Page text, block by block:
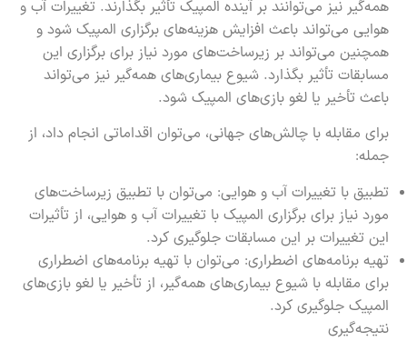
همه‌گیر نیز می‌توانند بر آینده المپیک تأثیر بگذارند. تغییرات آب و
هوایی می‌تواند باعث افزایش هزینه‌های برگزاری المپیک شود و
همچنین می‌تواند بر زیرساخت‌های مورد نیاز برای برگزاری این
مسابقات تأثیر بگذارد. شیوع بیماری‌های همه‌گیر نیز می‌تواند
باعث تأخیر یا لغو بازی‌های المپیک شود.
برای مقابله با چالش‌های جهانی، می‌توان اقداماتی انجام داد، از
جمله:
تطبیق با تغییرات آب و هوایی: می‌توان با تطبیق زیرساخت‌های
مورد نیاز برای برگزاری المپیک با تغییرات آب و هوایی، از تأثیرات
این تغییرات بر این مسابقات جلوگیری کرد.
تهیه برنامه‌های اضطراری: می‌توان با تهیه برنامه‌های اضطراری
برای مقابله با شیوع بیماری‌های همه‌گیر، از تأخیر یا لغو بازی‌های
المپیک جلوگیری کرد.
نتیجه‌گیری